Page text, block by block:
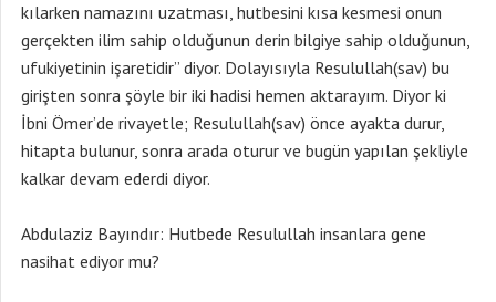
kılarken namazını uzatması, hutbesini kısa kesmesi onun
gerçekten ilim sahip olduğunun derin bilgiye sahip olduğunun,
ufukiyetinin işaretidir” diyor. Dolayısıyla Resulullah(sav) bu
girişten sonra şöyle bir iki hadisi hemen aktarayım. Diyor ki
İbni Ömer’de rivayetle; Resulullah(sav) önce ayakta durur,
hitapta bulunur, sonra arada oturur ve bugün yapılan şekliyle
kalkar devam ederdi diyor.
Abdulaziz Bayındır: Hutbede Resulullah insanlara gene
nasihat ediyor mu?